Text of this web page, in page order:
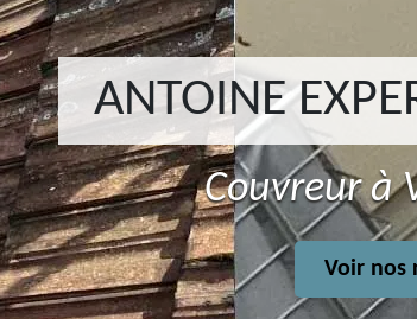
ANTOINE
Couvreur à
Voir nos